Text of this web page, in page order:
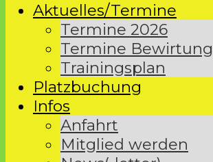
Aktuelles/Termine
Termine 2026
Termine Bewirtung
Trainingsplan
Platzbuchung
Infos
Anfahrt
Mitglied werden